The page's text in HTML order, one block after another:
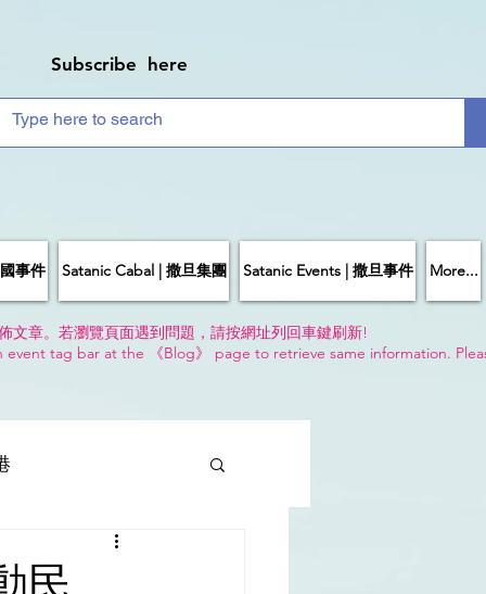
Subscribe here
事件 Satanic Cabal | 撒旦集團 Satanic Events | 撒旦事件 More...
文章。若瀏覽頁面遇到問題，請按網址列回車鍵刷新!
tag bar at the 《Blog》 page to retrieve same information.
民